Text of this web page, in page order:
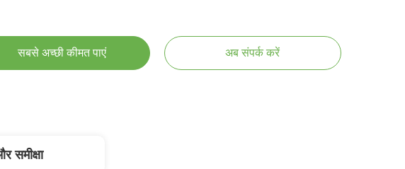
सबसे अच्छी कीमत पाएं अब संपर्क करें
समीक्षा